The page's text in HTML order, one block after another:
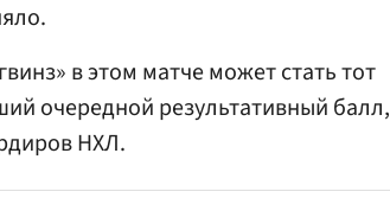
в этом матче может стать тот
очередной результативный балл,
НХЛ.